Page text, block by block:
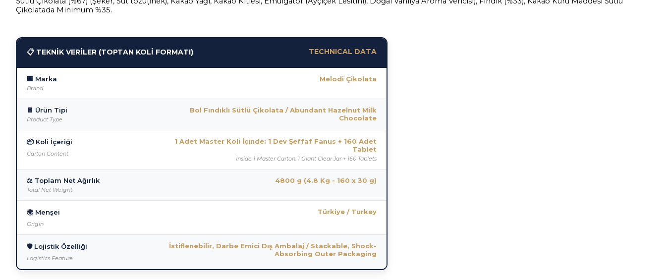
Çikolatada Minimum %35.
📋 TEKNİK VERİLER (TOPTAN KOLİ FORMATI) TECHNICAL DATA
🏢 Marka
Brand
Melodi Çikolata
🍫 Ürün Tipi
Product Type
Bol Fındıklı Sütlü Çikolata / Abundant Hazelnut Milk
Chocolate
📦 Koli İçeriği
Carton Content
1 Adet Master Koli İçinde: 1 Dev Şeffaf Fanus + 160 Adet
Tablet
Inside 1 Master Carton: 1 Giant Clear Jar + 160 Tablets
⚖️ Toplam Net Ağırlık
Total Net Weight
4800 g (4.8 Kg - 160 x 30 g)
🌍 Menşei
Origin
Türkiye / Turkey
🛡️ Lojistik Özelliği
Logistics Feature
İstiflenebilir, Darbe Emici Dış Ambalaj / Stackable, Shock-
Absorbing Outer Packaging